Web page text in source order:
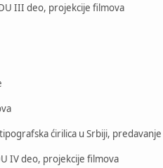
III deo, projekcije filmova
ćirilica u Srbiji, predavanje
IV deo, projekcije filmova